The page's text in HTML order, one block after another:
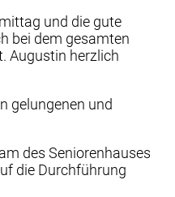
und die gute
bei dem gesamten
Augustin herzlich
gelungenen und
des Seniorenhauses
die Durchführung